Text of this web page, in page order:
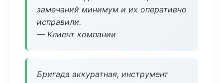
замечаний минимум и их оперативно
исправили.
— Клиент компании
Бригада аккуратная, инструмент